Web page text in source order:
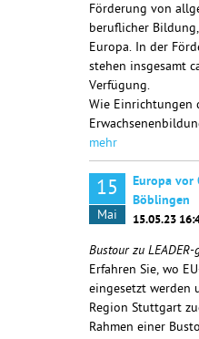
Förderung von
beruflicher
Europa. In der
stehen insgesamt
Verfügung.
Wie Einrichtungen
mehr
15
Mai
Europa vor
Böblingen
15.05.23
Bustour zu
Erfahren Sie, wo
eingesetzt werden
Region Stuttgart
Rahmen einer